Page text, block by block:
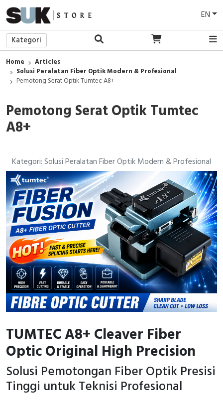
EN
Kategori
Back
Signal Fire
Joinwit
Tumtec
Home
Articles
Solusi Peralatan Fiber Optik Modern & Profesional
Pemotong Serat Optik Tumtec A8+
Pemotong Serat Optik Tumtec
A8+
Kategori: Solusi Peralatan Fiber Optik Modern & Profesional
TUMTEC A8+ Cleaver Fiber
Optic Original High Precision
Solusi Pemotongan Fiber Optik Presisi
Tinggi untuk Teknisi Profesional